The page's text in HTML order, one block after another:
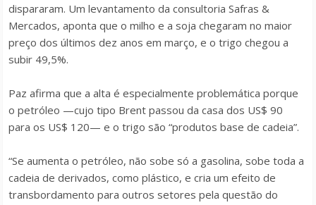
dispararam. Um levantamento da consultoria Safras &
Mercados, aponta que o milho e a soja chegaram no maior
preço dos últimos dez anos em março, e o trigo chegou a
subir 49,5%.
Paz afirma que a alta é especialmente problemática porque
o petróleo —cujo tipo Brent passou da casa dos US$ 90
para os US$ 120— e o trigo são “produtos base de cadeia”.
“Se aumenta o petróleo, não sobe só a gasolina, sobe toda a
cadeia de derivados, como plástico, e cria um efeito de
transbordamento para outros setores pela questão do